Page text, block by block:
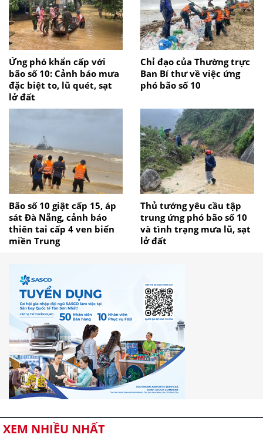
Ứng phó khẩn cấp với
bão số 10: Cảnh báo mưa
đặc biệt to, lũ quét, sạt
lở đất
Chỉ đạo của Thường trực
Ban Bí thư về việc ứng
phó bão số 10
Bão số 10 giật cấp 15, áp
sát Đà Nẵng, cảnh báo
thiên tai cấp 4 ven biển
miền Trung
Thủ tướng yêu cầu tập
trung ứng phó bão số 10
và tình trạng mưa lũ, sạt
lở đất
XEM NHIỀU NHẤT